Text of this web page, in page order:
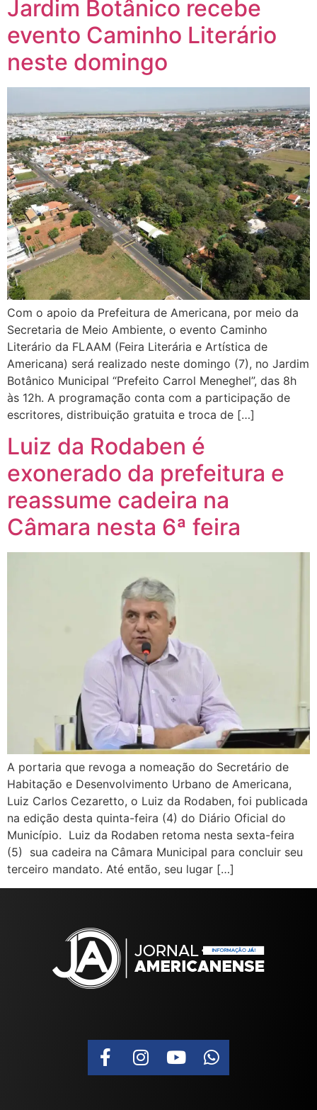
Jardim Botânico recebe
evento Caminho Literário
neste domingo
Com o apoio da Prefeitura de Americana, por meio da
Secretaria de Meio Ambiente, o evento Caminho
Literário da FLAAM (Feira Literária e Artística de
Americana) será realizado neste domingo (7), no Jardim
Botânico Municipal “Prefeito Carrol Meneghel”, das 8h
às 12h. A programação conta com a participação de
escritores, distribuição gratuita e troca de […]
Luiz da Rodaben é
exonerado da prefeitura e
reassume cadeira na
Câmara nesta 6ª feira
A portaria que revoga a nomeação do Secretário de
Habitação e Desenvolvimento Urbano de Americana,
Luiz Carlos Cezaretto, o Luiz da Rodaben, foi publicada
na edição desta quinta-feira (4) do Diário Oficial do
Município. Luiz da Rodaben retoma nesta sexta-feira
(5) sua cadeira na Câmara Municipal para concluir seu
terceiro mandato. Até então, seu lugar […]